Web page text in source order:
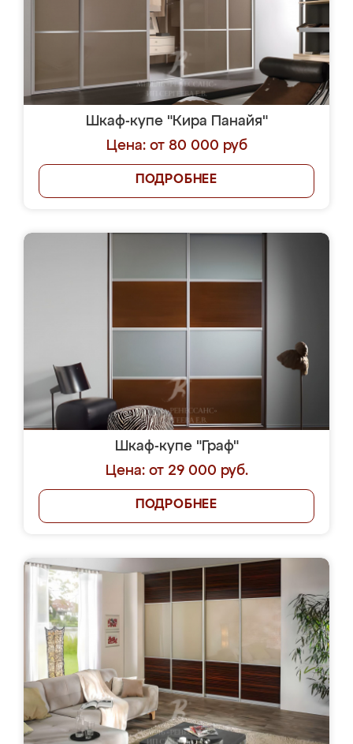
Шкаф-купе "Кира Панайя"
Цена: от 80 000 руб
ПОДРОБНЕЕ
Шкаф-купе "Граф"
Цена: от 29 000 руб.
ПОДРОБНЕЕ